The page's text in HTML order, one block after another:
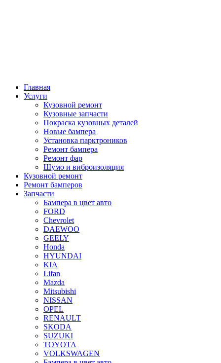
Главная
Услуги
Кузовной ремонт
Кузовные запчасти
Покраска кузовных деталей
Новые бампера
Установка парктроников
Ремонт бампера
Ремонт фар
Шумо и виброизоляция
Кузовной ремонт
Ремонт бамперов
Запчасти
Бампера в цвет авто
FORD
Chevrolet
DAEWOO
GEELY
Honda
HYUNDAI
KIA
Lifan
Mazda
Mitsubishi
NISSAN
OPEL
RENAULT
SKODA
SUZUKI
TOYOTA
VOLKSWAGEN